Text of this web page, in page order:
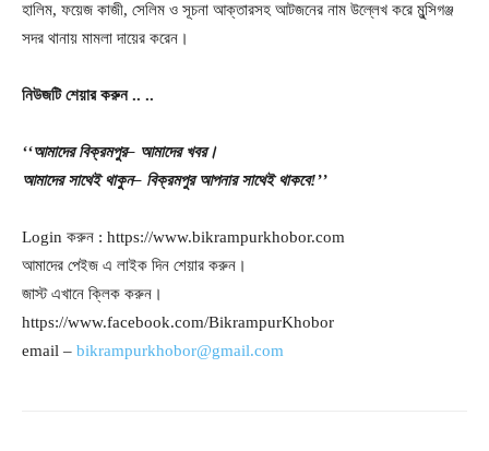
হালিম, ফয়েজ কাজী, সেলিম ও সূচনা আক্তারসহ আটজনের নাম উল্লেখ করে মুন্সিগঞ্জ
সদর থানায় মামলা দায়ের করেন।
নিউজটি শেয়ার করুন.. ..
‘‘আমাদের বিক্রমপুর– আমাদের খবর।
আমাদের সাথেই থাকুন– বিক্রমপুর আপনার সাথেই থাকবে!’’
Login করুন : https://www.bikrampurkhobor.com
আমাদের পেইজ এ লাইক দিন শেয়ার করুন।
জাস্ট এখানে ক্লিক করুন।
https://www.facebook.com/BikrampurKhobor
email – bikrampurkhobor@gmail.com